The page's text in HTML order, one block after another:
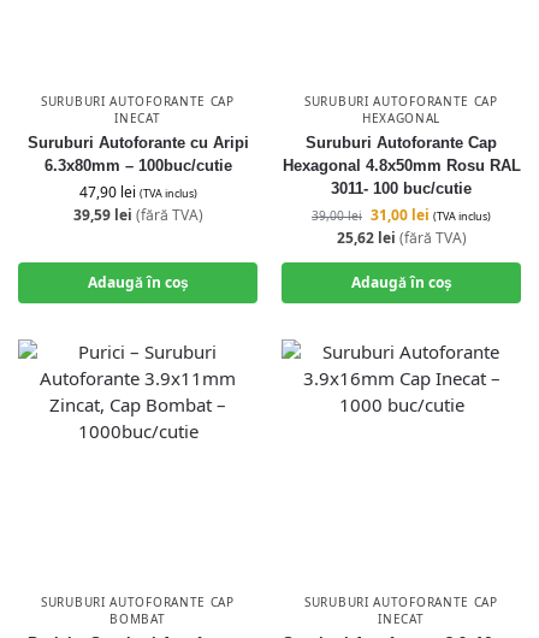
SURUBURI AUTOFORANTE CAP
INECAT
Suruburi Autoforante cu Aripi
6.3x80mm – 100buc/cutie
47,90 lei (TVA inclus)
39,59 lei (fără TVA)
Adaugă în coș
SURUBURI AUTOFORANTE CAP
HEXAGONAL
Suruburi Autoforante Cap
Hexagonal 4.8x50mm Rosu RAL
3011- 100 buc/cutie
39,00lei 31,00 lei (TVA inclus)
25,62 lei (fără TVA)
Adaugă în coș
SURUBURI AUTOFORANTE CAP
BOMBAT
SURUBURI AUTOFORANTE CAP
INECAT